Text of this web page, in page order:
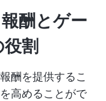
酬とゲー
割
酬を提供するこ
高めることがで